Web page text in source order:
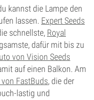
kannst die Lampe den
lassen. Expert Seeds
schnellste, Royal
dafür mit bis zu
von Vision Seeds
auf einen Balkon. Am
FastBuds, die der
lastig und